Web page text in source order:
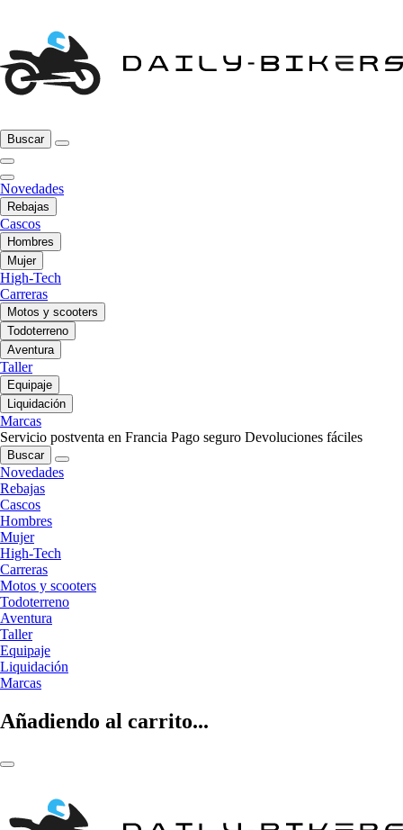
Buscar
Novedades
Rebajas
Cascos
Hombres
Mujer
High-Tech
Carreras
Motos y scooters
Todoterreno
Aventura
Taller
Equipaje
Liquidación
Marcas
Servicio postventa en Francia Pago seguro Devoluciones fáciles
Buscar
Novedades
Rebajas
Cascos
Hombres
Mujer
High-Tech
Carreras
Motos y scooters
Todoterreno
Aventura
Taller
Equipaje
Liquidación
Marcas
Añadiendo al carrito...